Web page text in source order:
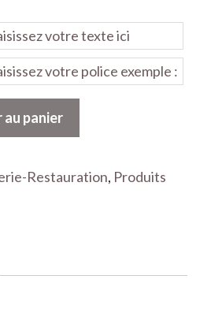
panier
Restauration, Produits